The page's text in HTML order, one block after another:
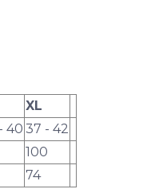
XL
40 37 - 42
100
74